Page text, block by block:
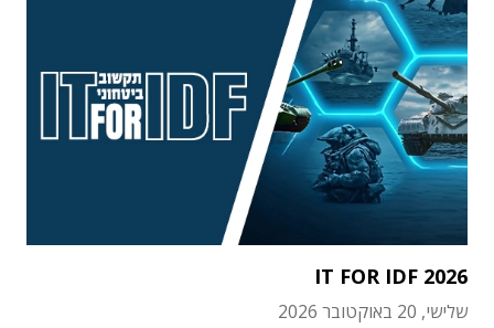
IT FOR IDF 2026
שלישי, 20 באוקטובר 2026